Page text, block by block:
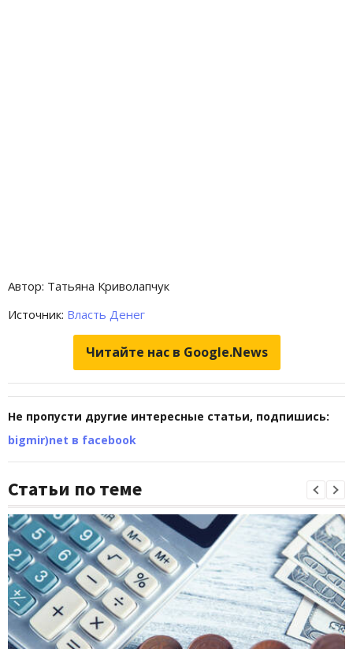
Автор: Татьяна Криволапчук
Источник: Власть Денег
Читайте нас в Google.News
Не пропусти другие интересные статьи, подпишись:
bigmir)net в facebook
Статьи по теме